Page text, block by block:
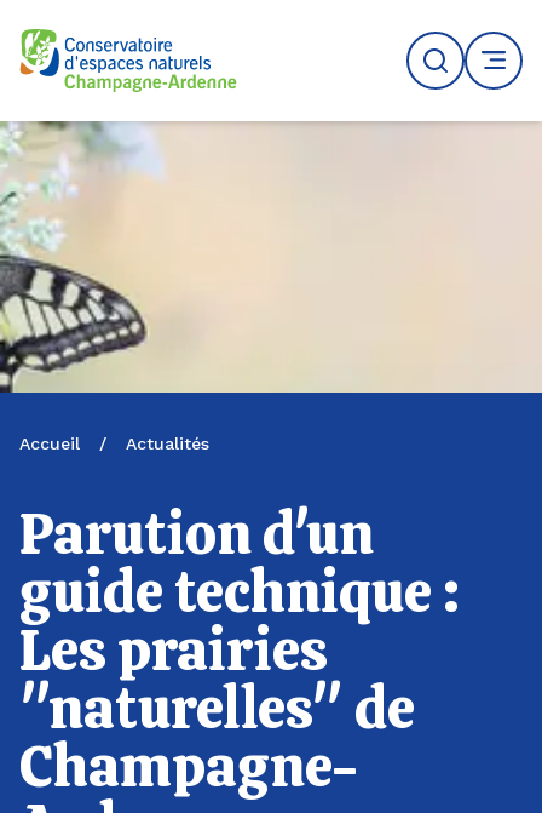
Logo du CENCA
Recherche
MENU
Accueil / Actualités
Parution d'un
guide technique :
Les prairies
"naturelles" de
Champagne-